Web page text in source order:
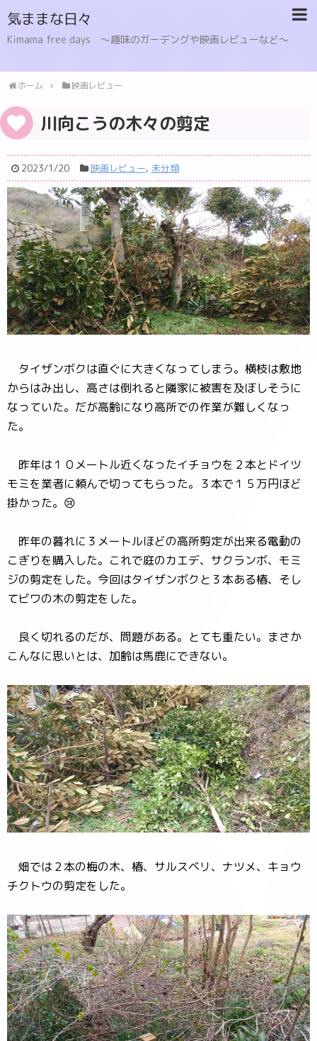
気ままな日々
Kimama free days 〜趣味のガーデングや映画レビューなど〜
ホーム 映画レビュー
川向こうの木々の剪定
2023/1/20 映画レビュー, 未分類
タイザンボクは直ぐに大きくなってしまう。横枝は敷地
からはみ出し、高さは倒れると隣家に被害を及ぼしそうに
なっていた。だが高齢になり高所での作業が難しくなっ
た。
昨年は１０メートル近くなったイチョウを２本とドイツ
モミを業者に頼んで切ってもらった。３本で１５万円ほど
掛かった。😢
昨年の暮れに３メートルほどの高所剪定が出来る電動の
こぎりを購入した。これで庭のカエデ、サクランボ、モミ
ジの剪定をした。今回はタイザンボクと３本ある椿、そし
てビワの木の剪定をした。
良く切れるのだが、問題がある。とても重たい。まさか
こんなに思いとは、加齢は馬鹿にできない。
畑では２本の梅の木、椿、サルスベリ、ナツメ、キョウ
チクトウの剪定をした。